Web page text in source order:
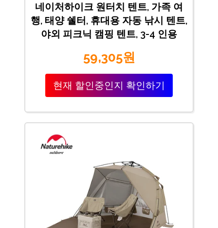
네이처하이크 원터치 텐트, 가족 여
행, 태양 쉘터, 휴대용 자동 낚시 텐트,
야외 피크닉 캠핑 텐트, 3-4 인용
59,305원
현재 할인중인지 확인하기